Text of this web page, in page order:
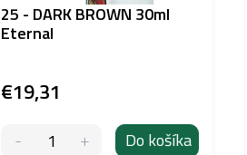
25 - DARK BROWN 30ml
Eternal
€19,31
Do košíka